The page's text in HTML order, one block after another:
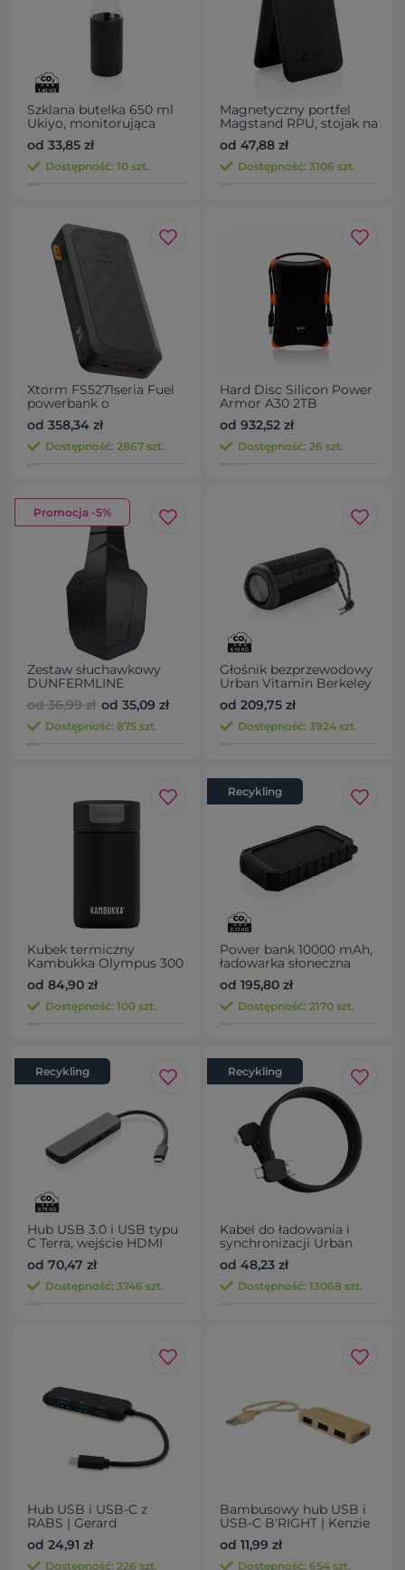
Szklana butelka 650 ml
Ukiyo, monitorująca
ilość wypitej wody
od 33,85 zł
Dostępność: 10 szt.
Magnetyczny portfel
Magstand RPU, stojak na
telefon
od 47,88 zł
Dostępność: 3106 szt.
Xtorm FS5271seria Fuel
powerbank o
pojemności 27 000 mAh
i mocy 67 W
od 358,34 zł
Dostępność: 2867 szt.
Hard Disc Silicon Power
Armor A30 2TB
od 932,52 zł
Dostępność: 26 szt.
Promocja -5%
Zestaw słuchawkowy
DUNFERMLINE
od 36,99 zł od 35,09 zł
Dostępność: 875 szt.
Głośnik bezprzewodowy
Urban Vitamin Berkeley
od 209,75 zł
Dostępność: 3924 szt.
Kubek termiczny
Kambukka Olympus 300
ml
od 84,90 zł
Dostępność: 100 szt.
Recykling
Power bank 10000 mAh,
ładowarka słoneczna
od 195,80 zł
Dostępność: 2170 szt.
Recykling
Hub USB 3.0 i USB typu
C Terra, wejście HDMI
4K, RABS
od 70,47 zł
Dostępność: 3746 szt.
Recykling
Kabel do ładowania i
synchronizacji Urban
Vitamin Stockton 65W
od 48,23 zł
Dostępność: 13068 szt.
Hub USB i USB-C z
RABS | Gerard
od 24,91 zł
Dostępność: 226 szt.
Bambusowy hub USB i
USB-C B'RIGHT | Kenzie
od 11,99 zł
Dostępność: 654 szt.